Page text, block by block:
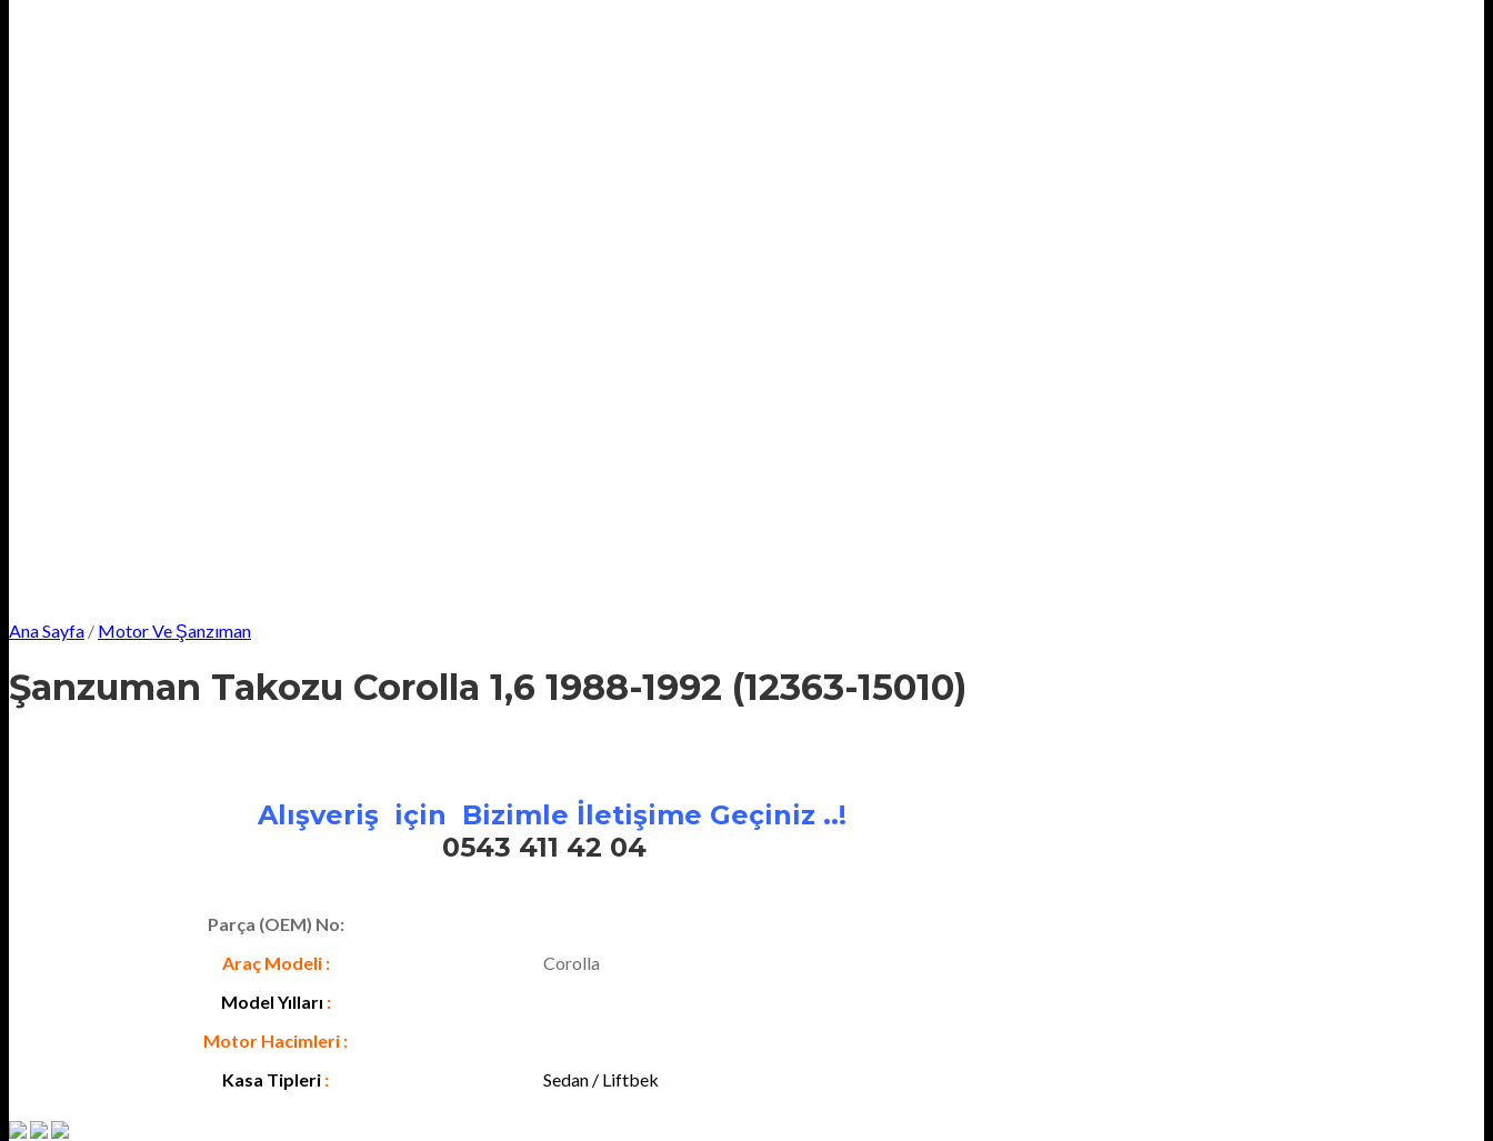
Ana Sayfa / Motor Ve Şanzıman
Şanzuman Takozu Corolla 1,6 1988-1992 (12363-15010)
Alışveriş için Bizimle İletişime Geçiniz ..!
0543 411 42 04
Parça (OEM) No:
Araç Modeli :
Corolla
Model Yılları :
Motor Hacimleri :
Kasa Tipleri : Sedan / Liftbek